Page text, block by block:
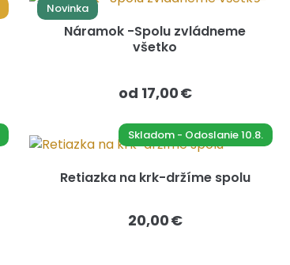
Novinka
Náramok -Spolu zvládneme
všetko
od 17,00 €
Skladom - Odoslanie 10.8.
Retiazka na krk-držíme spolu
20,00 €